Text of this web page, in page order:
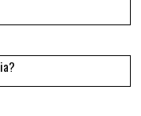
13
14